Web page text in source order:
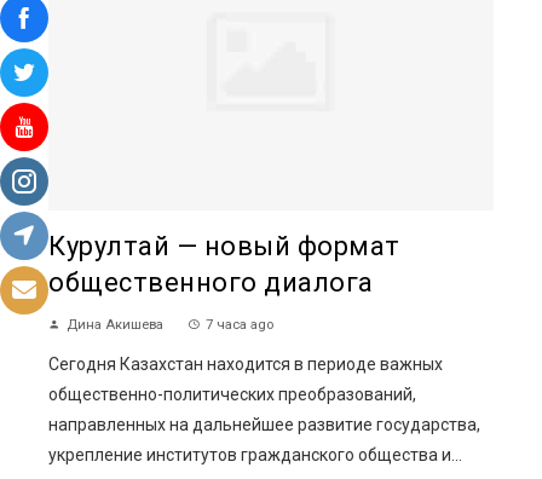
Курултай — новый формат
общественного диалога
Дина Акишева 7 часа ago
Сегодня Казахстан находится в периоде важных
общественно-политических преобразований,
направленных на дальнейшее развитие государства,
укрепление институтов гражданского общества и...